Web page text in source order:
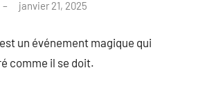
janvier 21, 2025
est un événement magique qui
comme il se doit.